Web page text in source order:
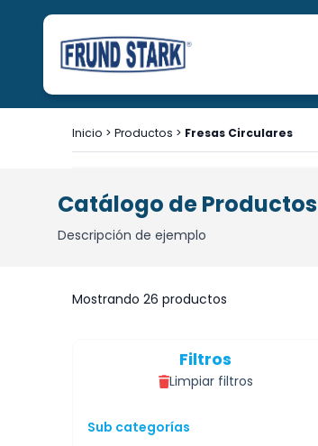
Inicio > Productos > Fresas Circulares
Catálogo de Productos
Descripción de ejemplo
Mostrando 26 productos
Filtros
Limpiar filtros
Sub categorías